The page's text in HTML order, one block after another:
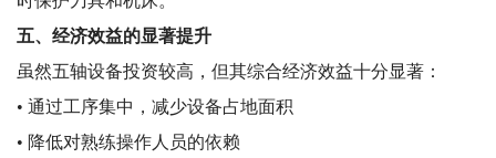
撞风险，保障加工安全。
3.自适应加工
根据切削状态实时调整参数，优化加工过程，提升效率的同
时保护刀具和机床。
五、经济效益的显著提升